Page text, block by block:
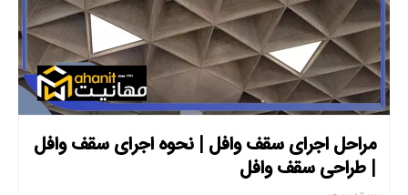
مراحل اجرای سقف وافل | نحوه اجرای سقف وافل
| طراحی سقف وافل